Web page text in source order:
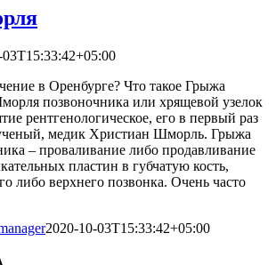
в Оренбурге? Что такое Грыжа
позвоночника или хрящевой узелок
рентгенологическое, его в первый раз
медик Христиан Шморль. Грыжа
– проваливание либо продавливание
пластин в губчатую кость,
либо верхнего позвонка. Очень часто
2020-10-03T15:33:42+05:00